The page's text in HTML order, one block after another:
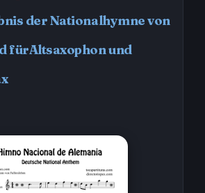
der Nationalhymne von
fürAltsaxophon und